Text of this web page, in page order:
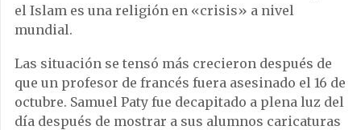
el Islam es una religión en «crisis» a nivel
mundial.
Las situación se tensó más crecieron después de
que un profesor de francés fuera asesinado el 16 de
octubre. Samuel Paty fue decapitado a plena luz del
día después de mostrar a sus alumnos caricaturas